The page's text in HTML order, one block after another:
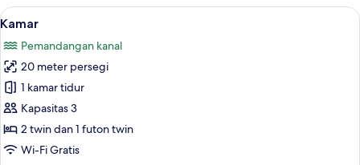
Lihat
semua
foto
untuk
Kamar
Kamar | Brankas, setrika/meja
10
Kamar
Pemandangan kanal
20 meter persegi
1 kamar tidur
Kapasitas 3
2 twin dan 1 futon twin
Wi-Fi Gratis